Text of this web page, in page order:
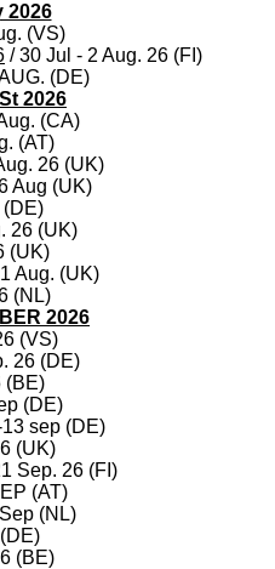
2026
(VS)
/ 30 Jul - 2 Aug. 26 (FI)
(DE)
2026
(CA)
(AT)
26 (UK)
Aug (UK)
(DE)
26 (UK)
(UK)
Aug. (UK)
(NL)
2026
(VS)
26 (DE)
(BE)
(DE)
sep (DE)
(UK)
Sep. 26 (FI)
(AT)
(NL)
(BE)